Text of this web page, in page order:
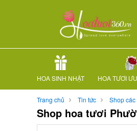
HOA SINH NHẬT HOA TƯƠI
Trang chủ Tin tức Shop
Shop hoa tươi